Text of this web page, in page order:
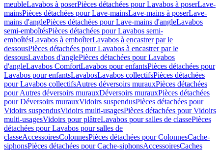
meubleLavabos à poserPièces détachées pour Lavabos à poserLave-
mainsPièces détachées pour Lave-mainsLave-mains à poserLave-
mains d'anglePièces détachées pour Lave-mains d'angleLavabos
semi-emboîtésPièces détachées pour Lavabos semi-
emboîtésLavabos à emboîterLavabos à encastrer par le
dessousPièces détachées pour Lavabos à encastrer par le
dessousLavabos d'anglePièces détachées pour Lavabos
d'angleLavabos ComfortLavabos pour enfantsPièces détachées pour
Lavabos pour enfantsLavabosLavabos collectifsPièces détachées
pour Lavabos collectifsAutres déversoirs murauxPièces détachées
pour Autres déversoirs murauxDéversoirs murauxPièces détachées
pour Déversoirs murauxVidoirs suspendusPièces détachées pour
Vidoirs suspendusVidoirs multi-usagesPièces détachées pour Vidoirs
multi-usagesVidoirs pour plâtreLavabos pour salles de classePièces
détachées pour Lavabos pour salles de
classeAccessoiresColonnesPièces détachées pour ColonnesCache-
siphonsPièces détachées pour Cache-siphonsAccessoiresCaches